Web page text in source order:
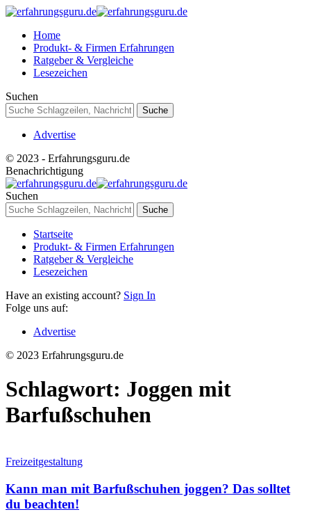
Home
Produkt- & Firmen Erfahrungen
Ratgeber & Vergleiche
Lesezeichen
Suchen
Advertise
© 2023 - Erfahrungsguru.de
Benachrichtigung
Suchen
Startseite
Produkt- & Firmen Erfahrungen
Ratgeber & Vergleiche
Lesezeichen
Have an existing account? Sign In
Folge uns auf:
Advertise
© 2023 Erfahrungsguru.de
Schlagwort: Joggen mit
Barfußschuhen
Freizeitgestaltung
Kann man mit Barfußschuhen joggen? Das solltet
du beachten!